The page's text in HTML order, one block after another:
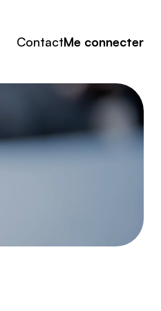
ContactMe connecter